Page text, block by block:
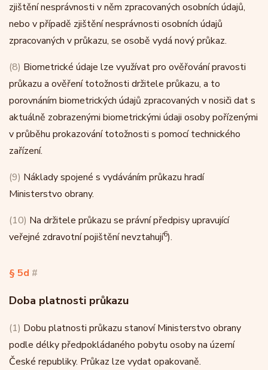
zjištění nesprávnosti v něm zpracovaných osobních údajů,
nebo v případě zjištění nesprávnosti osobních údajů
zpracovaných v průkazu, se osobě vydá nový průkaz.
(8) Biometrické údaje lze využívat pro ověřování pravosti
průkazu a ověření totožnosti držitele průkazu, a to
porovnáním biometrických údajů zpracovaných v nosiči dat s
aktuálně zobrazenými biometrickými údaji osoby pořízenými
v průběhu prokazování totožnosti s pomocí technického
zařízení.
(9) Náklady spojené s vydáváním průkazu hradí
Ministerstvo obrany.
(10) Na držitele průkazu se právní předpisy upravující
veřejné zdravotní pojištění nevztahují6).
§ 5d #
Doba platnosti průkazu
(1) Dobu platnosti průkazu stanoví Ministerstvo obrany
podle délky předpokládaného pobytu osoby na území
České republiky. Průkaz lze vydat opakovaně.